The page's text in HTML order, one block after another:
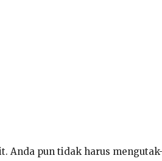
Anda pun tidak harus